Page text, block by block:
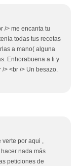
/> me encanta tu
todas tus recetas
a mano( alguna
Enhorabuena a ti y
/> <br /> Un besazo.
verte por aqui ,
nada más
peticiones de